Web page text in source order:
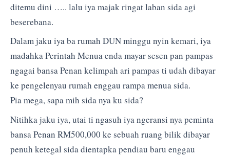
ditemu dini ….. lalu iya majak ringat laban sida agi
beserebana.
Dalam jaku iya ba rumah DUN minggu nyin kemari, iya
madahka Perintah Menua enda mayar sesen pan pampas
ngagai bansa Penan kelimpah ari pampas ti udah dibayar
ke pengelenyau rumah enggau rampa menua sida.
Pia mega, sapa mih sida nya ku sida?
Nitihka jaku iya, utai ti ngasuh iya ngeransi nya peminta
bansa Penan RM500,000 ke sebuah ruang bilik dibayar
penuh ketegal sida dientapka pendiau baru enggau